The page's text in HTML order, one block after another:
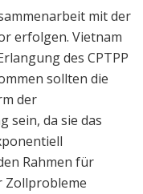
mit der
erfolgen. Vietnam
des CPTPP
sollten die
der
sein, da sie das
Rahmen für
Zollprobleme